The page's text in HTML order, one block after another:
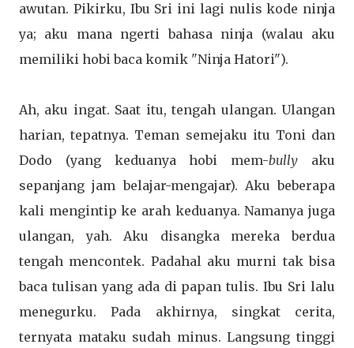
awutan. Pikirku, Ibu Sri ini lagi nulis kode ninja
ya; aku mana ngerti bahasa ninja (walau aku
memiliki hobi baca komik "Ninja Hatori").
Ah, aku ingat. Saat itu, tengah ulangan. Ulangan
harian, tepatnya. Teman semejaku itu Toni dan
Dodo (yang keduanya hobi mem-bully aku
sepanjang jam belajar-mengajar). Aku beberapa
kali mengintip ke arah keduanya. Namanya juga
ulangan, yah. Aku disangka mereka berdua
tengah mencontek. Padahal aku murni tak bisa
baca tulisan yang ada di papan tulis. Ibu Sri lalu
menegurku. Pada akhirnya, singkat cerita,
ternyata mataku sudah minus. Langsung tinggi